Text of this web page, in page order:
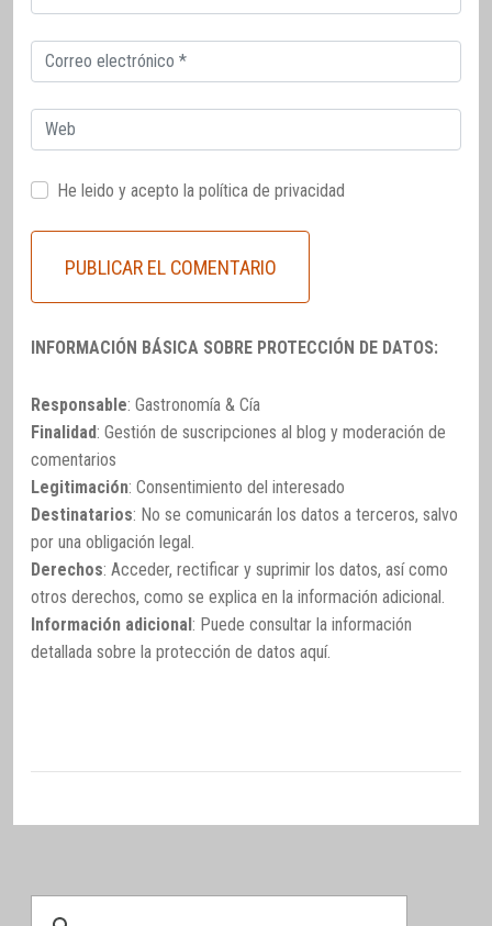
electrónico
Correo
electrónico
Web
He leido y acepto la política de privacidad
INFORMACIÓN BÁSICA SOBRE PROTECCIÓN DE DATOS:
Responsable: Gastronomía & Cía
Finalidad: Gestión de suscripciones al blog y moderación de
comentarios
Legitimación: Consentimiento del interesado
Destinatarios: No se comunicarán los datos a terceros, salvo
por una obligación legal.
Derechos: Acceder, rectificar y suprimir los datos, así como
otros derechos, como se explica en la información adicional.
Información adicional: Puede consultar la información
detallada sobre la protección de datos aquí.